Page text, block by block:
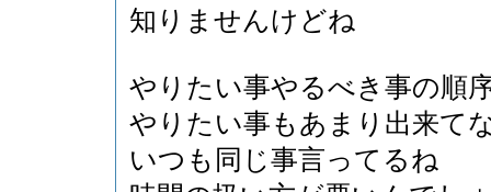
知りませんけどね
やりたい事やるべき事の順
やりたい事もあまり出来て
いつも同じ事言ってるね